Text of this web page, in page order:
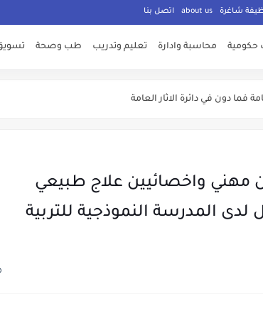
شاغرة about us اتصل بنا
حكومية محاسبة وادارة تعليم وتدريب طب وصحة
فما دون في دائرة الاثار العامة
والري
الان
اضافية وفنية
للقوات المسلحة الاردنية
واخصائيين علاج طبيعي
المدرسة النموذجية للتربية